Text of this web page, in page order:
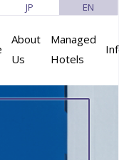
About
Us
Managed
Hotels
JP EN